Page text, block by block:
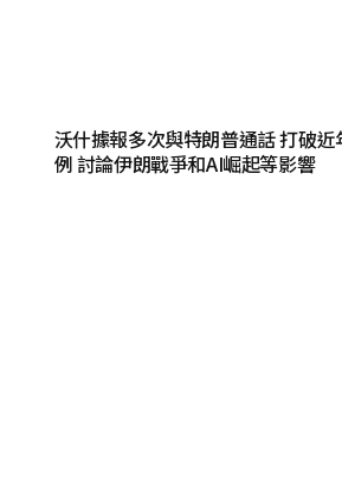
沃什據報多次與特朗普通話 打破近
例 討論伊朗戰爭和AI崛起等影響